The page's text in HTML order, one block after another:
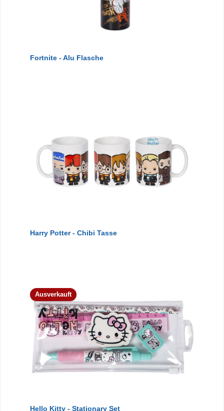
Fortnite - Alu Flasche
Harry Potter - Chibi Tasse
Ausverkauft
Hello Kitty - Stationary Set